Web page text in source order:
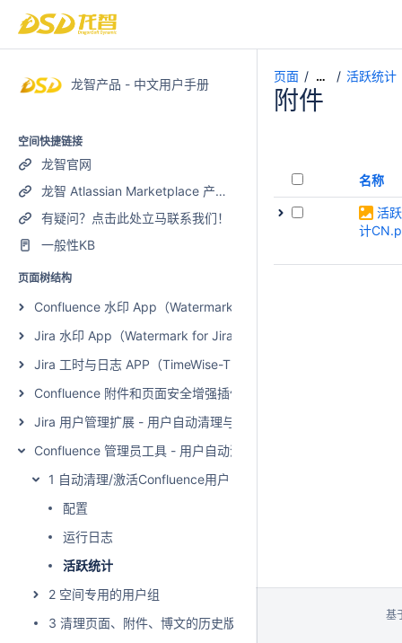
龙智产品 - 中文用户手册
空间快捷链接
龙智官网
龙智 Atlassian Marketplace 产品列表
有疑问？点击此处立马联系我们！
一般性KB
页面树结构
Confluence 水印 App（Watermark for Confluence）
Jira 水印 App（Watermark for Jira）
Jira 工时与日志 APP（TimeWise-Timesheets with Plan and
Confluence 附件和页面安全增强插件（Page and Attachment
Jira 用户管理扩展 - 用户自动清理与激活（User Management
Confluence 管理员工具 - 用户自动清理与激活（Admin Toolkit
1 自动清理/激活Confluence用户
配置
运行日志
活跃统计
2 空间专用的用户组
3 清理页面、附件、博文的历史版本
页面 … 活跃统计
附件
名称
活
计
基